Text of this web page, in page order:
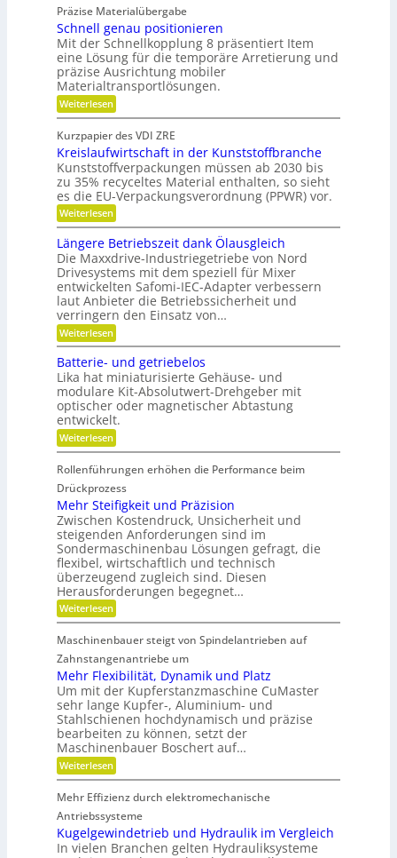
g
e
s
c
h
l
i
e
n
s
c
h
e
r
B
e
d
i
e
n
k
n
a
u
f
m
i
t
s
e
c
h
s
F
r
i
h
e
t
s
g
r
a
d
e
n
r
t
u
n
g
s
f
r
e
e
s
H
y
b
r
i
d
-
K
u
g
e
l
l
a
g
e
r
Präzise Materialübergabe
Schnell genau positionieren
Mit der Schnellkopplung 8 präsentiert Item
eine Lösung für die temporäre Arretierung und
präzise Ausrichtung mobiler
Materialtransportlösungen.
Weiterlesen:
S
h
n
e
l
l
g
e
n
a
u
p
o
s
i
t
i
o
n
i
e
r
n
Kurzpapier des VDI ZRE
Kreislaufwirtschaft in der Kunststoffbranche
Kunststoffverpackungen müssen ab 2030 bis
zu 35% recyceltes Material enthalten, so sieht
es die EU-Verpackungsverordnung (PPWR) vor.
Weiterlesen:
K
r
e
i
s
l
a
u
f
w
i
r
t
s
c
h
a
f
t
n
d
e
r
K
u
n
s
t
s
t
o
f
f
b
r
a
n
c
h
e
Längere Betriebszeit dank Ölausgleich
Die Maxxdrive-Industriegetriebe von Nord
Drivesystems mit dem speziell für Mixer
entwickelten Safomi-IEC-Adapter verbessern
laut Anbieter die Betriebssicherheit und
verringern den Einsatz von…
Weiterlesen:
L
n
g
e
r
e
B
e
t
r
e
b
z
e
i
t
d
a
n
k
l
a
u
s
g
l
e
i
c
h
Batterie- und getriebelos
Lika hat miniaturisierte Gehäuse- und
modulare Kit-Absolutwert-Drehgeber mit
optischer oder magnetischer Abtastung
entwickelt.
Weiterlesen:
B
t
t
e
r
e
-
u
n
d
g
e
t
r
i
e
b
e
l
o
s
Rollenführungen erhöhen die Performance beim
Drückprozess
Mehr Steifigkeit und Präzision
Zwischen Kostendruck, Unsicherheit und
steigenden Anforderungen sind im
Sondermaschinenbau Lösungen gefragt, die
flexibel, wirtschaftlich und technisch
überzeugend zugleich sind. Diesen
Herausforderungen begegnet…
Weiterlesen:
M
h
r
S
t
e
i
f
i
g
k
e
i
t
n
d
P
Maschinenbauer steigt von Spindelantrieben auf
Zahnstangenantriebe um
Mehr Flexibilität, Dynamik und Platz
Um mit der Kupferstanzmaschine CuMaster
sehr lange Kupfer-, Aluminium- und
Stahlschienen hochdynamisch und präzise
bearbeiten zu können, setzt der
Maschinenbauer Boschert auf…
Weiterlesen:
M
h
r
F
l
e
Mehr Effizienz durch elektromechanische
Antriebssysteme
Kugelgewindetrieb und Hydraulik im Vergleich
In vielen Branchen gelten Hydrauliksysteme